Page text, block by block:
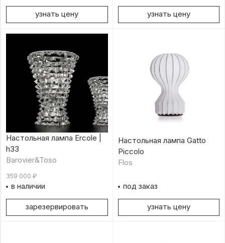
узнать цену узнать цену
Настольная лампа Ercole |
h33
Barovier&Toso
359 000 ₽
в наличии
зарезервировать
Настольная лампа Gatto
Piccolo
Flos
под заказ
узнать цену